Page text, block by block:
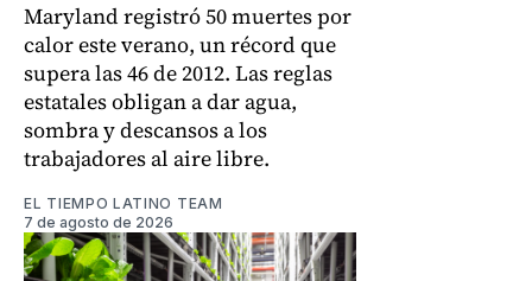
Maryland registró 50 muertes por
calor este verano, un récord que
supera las 46 de 2012. Las reglas
estatales obligan a dar agua,
sombra y descansos a los
trabajadores al aire libre.
EL TIEMPO LATINO TEAM
7 de agosto de 2026